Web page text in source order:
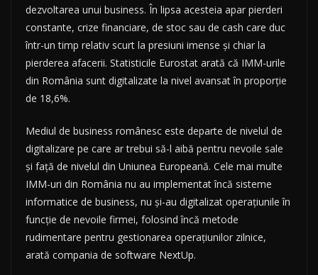
dezvoltarea unui business. În lipsa acesteia apar pierderi
constante, crize financiare, de stoc sau de cash care duc
într-un timp relativ scurt la presiuni imense și chiar la
pierderea afacerii. Statisticile Eurostat arată că IMM-urile
din România sunt digitalizate la nivel avansat în proporție
de 18,6%.
Mediul de business românesc este departe de nivelul de
digitalizare pe care ar trebui să-l aibă pentru nevoile sale
și față de nivelul din Uniunea Europeană. Cele mai multe
IMM-uri din România nu au implementat încă sisteme
informatice de business, nu și-au digitalizat operațiunile în
funcție de nevoile firmei, folosind încă metode
rudimentare pentru gestionarea operațiunilor zilnice,
arată compania de software NextUp.